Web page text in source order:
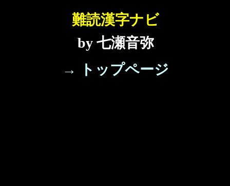
難読漢字ナビ
by 七瀬音弥
→ トップページ